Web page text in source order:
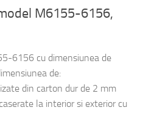
M6155-6156,
6156 cu dimensiunea de
de:
din carton dur de 2 mm
la interior si exterior cu